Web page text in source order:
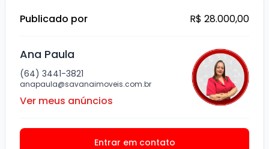
Publicado por R$ 28.000,00
Ana Paula
(64) 3441-3821
anapaula@savanaimoveis.com.br
Ver meus anúncios
Entrar em contato